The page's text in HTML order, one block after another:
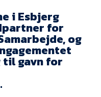
i Esbjerg
for
og
til gavn for